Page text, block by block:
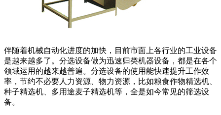
伴随着机械自动化进度的加快，目前市面上各行业的工业设备
是越来越多了。分选设备做为迅速归类机器设备，都是在各个
领域运用的越来越普遍。分选设备的使用能快速提升工作效
率，节约不必要人力资源、物力资源，比如粮食作物精选机、
种子精选机、多用途麦子精选机等，全是如今常见的筛选设
备。